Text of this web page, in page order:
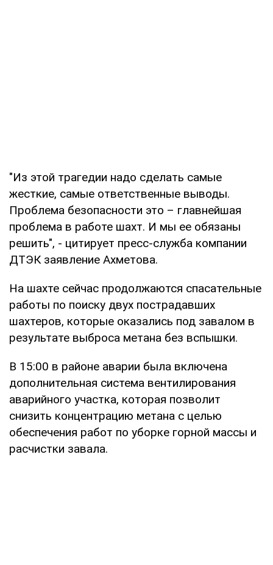
"Из этой трагедии надо сделать самые
жесткие, самые ответственные выводы.
Проблема безопасности это – главнейшая
проблема в работе шахт. И мы ее обязаны
решить", - цитирует пресс-служба компании
ДТЭК заявление Ахметова.
На шахте сейчас продолжаются спасательные
работы по поиску двух пострадавших
шахтеров, которые оказались под завалом в
результате выброса метана без вспышки.
В 15:00 в районе аварии была включена
дополнительная система вентилирования
аварийного участка, которая позволит
снизить концентрацию метана с целью
обеспечения работ по уборке горной массы и
расчистки завала.